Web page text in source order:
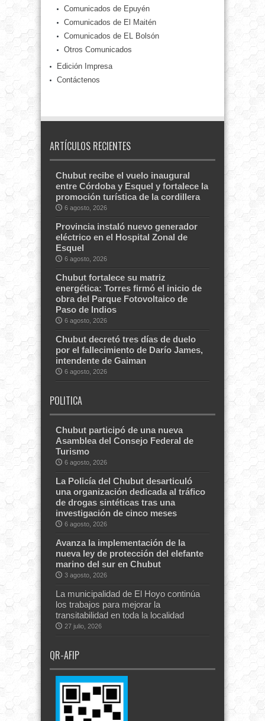
Comunicados de Epuyén
Comunicados de El Maitén
Comunicados de EL Bolsón
Otros Comunicados
Edición Impresa
Contáctenos
ARTÍCULOS RECIENTES
Chubut recibe el vuelo inaugural
entre Córdoba y Esquel y fortalece la
promoción turística de la cordillera
6 agosto, 2026
Provincia instaló nuevo generador
eléctrico en el Hospital Zonal de
Esquel
6 agosto, 2026
Chubut fortalece su matriz
energética: Torres firmó el inicio de
obra del Parque Fotovoltaico de
Paso de Indios
6 agosto, 2026
Chubut decretó tres días de duelo
por el fallecimiento de Darío James,
intendente de Gaiman
6 agosto, 2026
POLITICA
Chubut participó de una nueva
Asamblea del Consejo Federal de
Turismo
6 agosto, 2026
La Policía del Chubut desarticuló
una organización dedicada al tráfico
de drogas sintéticas tras una
investigación de cinco meses
6 agosto, 2026
Avanza la implementación de la
nueva ley de protección del elefante
marino del sur en Chubut
3 agosto, 2026
La municipalidad de El Hoyo continúa
los trabajos para mejorar la
transitabilidad en toda la localidad
27 julio, 2026
QR-AFIP